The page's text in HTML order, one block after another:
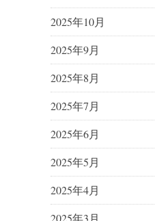
2025年10月
2025年9月
2025年8月
2025年7月
2025年6月
2025年5月
2025年4月